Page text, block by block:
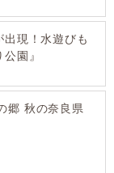
出現！水遊びも
園』
郷 秋の奈良県